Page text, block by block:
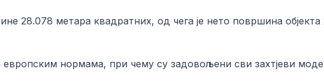
28.078 метара квадратних, од чега је нето површина објекта
нормама, при чему су задовољени сви захтјеви